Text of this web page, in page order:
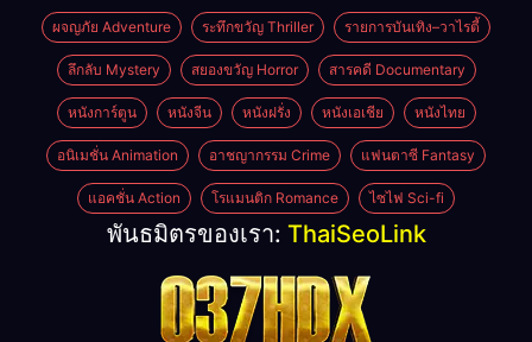
ผจญภัย Adventure ระทึกขวัญ Thriller รายการบันเทิง–วาไรตี้
ลึกลับ Mystery สยองขวัญ Horror สารคดี Documentary
หนังการ์ตูน หนังจีน หนังฝรั่ง หนังเอเชีย หนังไทย
อนิเมชั่น Animation อาชญากรรม Crime แฟนตาซี Fantasy
แอคชั่น Action โรแมนติก Romance ไซไฟ Sci-fi
พันธมิตรของเรา: ThaiSeoLink